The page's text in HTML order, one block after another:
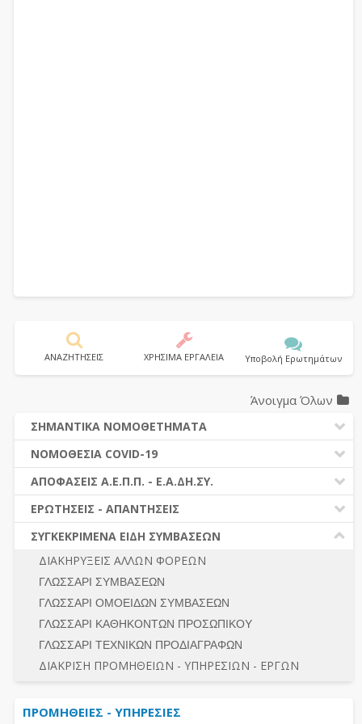
ΑΝΑΖΗΤΗΣΕΙΣ ΧΡΗΣΙΜΑ ΕΡΓΑΛΕΙΑ Υποβολή Ερωτημάτων
Άνοιγμα Όλων
ΣΗΜΑΝΤΙΚΑ ΝΟΜΟΘΕΤΗΜΑΤΑ
ΔΗΜΟΣΙΕΣ ΣΥΜΒΑΣΕΙΣ (Ν. 4412/2016)
ΔΗΜΟΤΙΚΟΣ ΚΩΔΙΚΑΣ (Ν.3463/2006)
ΚΑΛΛΙΚΡΑΤΗΣ (Ν.3852/2010)
ΝΟΜΟΘΕΣΙΑ - ΝΟΜΟΛΟΓΙΑ (ΣΥΝΟΛΟ)
ΝΟΜΟΘΕΣΙΑ COVID-19
ΝΟΜΟΘΕΣΙΑ - ΝΟΜΟΛΟΓΙΑ COVID -19
ΕΡΩΤΗΣΕΙΣ - ΑΠΑΝΤΗΣΕΙΣ
ΑΠΟΦΑΣΕΙΣ Α.Ε.Π.Π. - Ε.Α.ΔΗ.ΣΥ.
ΠΡΟΔΙΚΑΣΤΙΚΗ ΠΡΟΣΦΥΓΗ
ΓΕΝΙΚΟΙ ΚΑΝΟΝΕΣ
ΔΙΚΑΙΟΥΜΕΝΟΙ ΣΥΜΜΕΤΟΧΗΣ
ΠΡΟΣΦΟΡΕΣ – ΔΙΚΑΙΟΛΟΓΗΤΙΚΑ ΣΥΜΜΕΤΟΧΗΣ
ΔΙΕΞΑΓΩΓΗ ΔΙΑΔΙΚΑΣΙΑΣ
ΕΣΗΔΗΣ – ΚΗΜΔΗΣ
ΠΕΡΙΛΗΨΕΙΣ ΑΠΟΦΑΣΕΩΝ Α.Ε.Π.Π. - Ε.Α.ΔΗ.ΣΥ.
ΣΥΝΟΛΟ
ΕΡΩΤΗΣΕΙΣ - ΑΠΑΝΤΗΣΕΙΣ
Ν. 4782/2021 - ΤΡΟΠΟΠΟΙΗΣΗ 4412/2016
ΔΙΕΞΑΓΩΓΗ ΔΙΑΔΙΚΑΣΙΑΣ
ΔΙΑΔΙΚΑΣΙΕΣ ΑΝΑΘΕΣΗΣ
ΓΕΝΙΚΟΙ ΚΑΝΟΝΕΣ
ΠΡΟΕΤΟΙΜΑΣΙΑ - ΔΗΜΟΣΙΟΤΗΤΑ
ΛΟΓΟΙ ΑΠΟΚΛΕΙΣΜΟΥ-ΔΙΚΑΙΟΥΜΕΝΟΙ ΣΥΜΜΕΤΟΧΗΣ
ΠΡΟΣΦΟΡΕΣ - ΔΙΚΑΙΟΛΟΓΗΤΙΚΑ ΣΥΜΜΕΤΟΧΗΣ
ΣΥΓΚΕΚΡΙΜΕΝΑ ΕΙΔΗ ΣΥΜΒΑΣΕΩΝ
ΔΙΑΚΗΡΥΞΕΙΣ ΑΛΛΩΝ ΦΟΡΕΩΝ
ΓΛΩΣΣΑΡΙ ΣΥΜΒΑΣΕΩΝ
ΓΛΩΣΣΑΡΙ ΟΜΟΕΙΔΩΝ ΣΥΜΒΑΣΕΩΝ
ΓΛΩΣΣΑΡΙ ΚΑΘΗΚΟΝΤΩΝ ΠΡΟΣΩΠΙΚΟΥ
ΓΛΩΣΣΑΡΙ ΤΕΧΝΙΚΩΝ ΠΡΟΔΙΑΓΡΑΦΩΝ
ΔΙΑΚΡΙΣΗ ΠΡΟΜΗΘΕΙΩΝ - ΥΠΗΡΕΣΙΩΝ - ΕΡΓΩΝ
ΠΡΟΜΗΘΕΙΕΣ - ΥΠΗΡΕΣΙΕΣ